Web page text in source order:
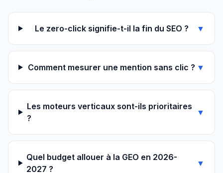
Le zero-click signifie-t-il la fin du SEO ? ▼
Comment mesurer une mention sans clic ? ▼
Les moteurs verticaux sont-ils prioritaires
?
▼
Quel budget allouer à la GEO en 2026-
2027 ?
▼